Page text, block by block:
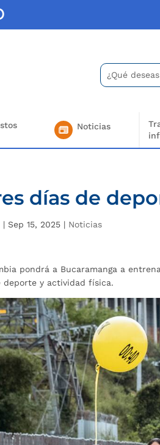
Buscar:
Search
for...
Noticias
días de
| Sep 15, 2025 | Noticias
pondrá a Bucaramanga a
deporte y actividad física.